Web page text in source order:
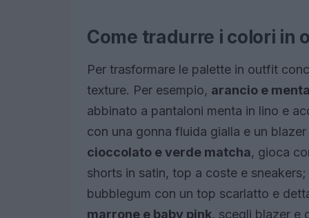
Come tradurre i colori in
Per trasformare le palette in outfit
texture. Per esempio, arancio e menta
abbinato a pantaloni menta in lino e
con una gonna fluida gialla e un
cioccolato e verde matcha, gioca
shorts in satin, top a coste e sneakers;
bubblegum con un top scarlatto e
marrone e baby pink, scegli blazer e